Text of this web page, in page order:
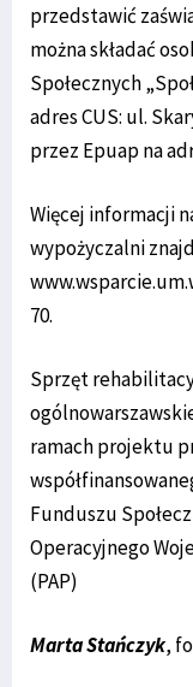
przedstawić
można składać
Społecznych
adres CUS: ul.
przez Epuap na
Więcej informacji
wypożyczalni
70.
Sprzęt
ramach projektu
Funduszu
Operacyjnego
(PAP)
Marta Stańczyk,